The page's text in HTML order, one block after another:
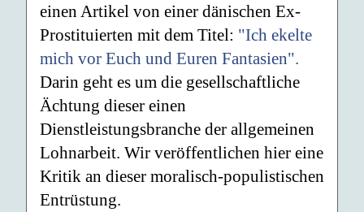
einen Artikel von einer dänischen Ex-
Prostituierten mit dem Titel: "Ich ekelte
mich vor Euch und Euren Fantasien".
Darin geht es um die gesellschaftliche
Ächtung dieser einen
Dienstleistungsbranche der allgemeinen
Lohnarbeit. Wir veröffentlichen hier eine
Kritik an dieser moralisch-populistischen
Entrüstung.